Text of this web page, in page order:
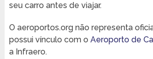
seu carro antes de viajar.
O aeroportos.org não representa
possui vínculo com o Aeroporto de
a Infraero.